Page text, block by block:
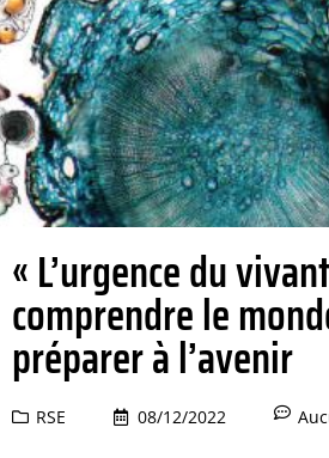
« L’urgence du
comprendre le
préparer à l’avenir
RSE 08/12/2022